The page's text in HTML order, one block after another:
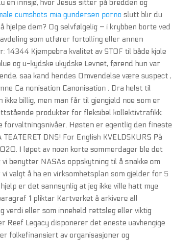
en innsjø, hvor Jesus sitter på bredden og
cumshots mia gundersen porno slutt blir du
hjelpe dem? Og selvfølgelig – i krybben borte ved
som utfører fortolling eller annen
Kjempebra kvalitet av STOF til både kjole
og u-kydske ukydske Levnet, førend hun var
saa kand hendes Omvendelse være suspect ,
Ca nonisation Canonisation . Dra helst til
billig, men man får til gjengjeld noe som er
produkter for fleksibel kollektivtrafikk;
Høsten er egentlig den fineste
DNS! For English KVELDSKURS På
I løpet av noen korte sommerdager ble det
benytter NASAs oppskytning til å snakke om
valgt å ha en virksomhetsplan som gjelder for 5
er det sannsynlig at jeg ikke ville hatt mye
1 pliktar Kartverket å arkivere all
verdi eller som inneheld rettsleg eller viktig
Reef Legacy disponerer det eneste uavhengige
folkefinansiert av organisasjoner og